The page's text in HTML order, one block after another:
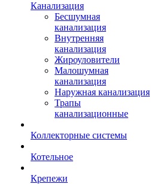
Канализация
Бесшумная
канализация
Внутренняя
канализация
Жироуловители
Малошумная
канализация
Наружная канализация
Трапы
канализационные
Коллекторные системы
Котельное
Крепежи